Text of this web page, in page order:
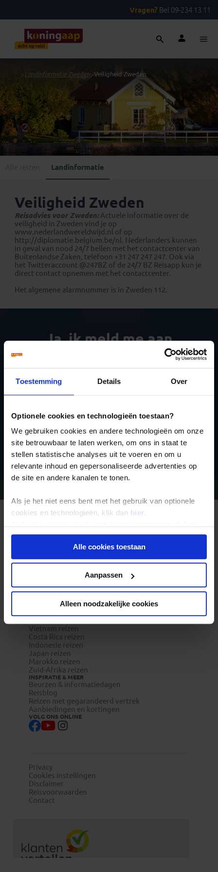
Toestemming Details Over
Optionele cookies en technologieën toestaan?
We gebruiken cookies en andere technologieën om onze
site betrouwbaar te laten werken, om ons in staat te
stellen statistische analyses uit te voeren en om u
relevante inhoud en gepersonaliseerde advertenties op
de site en andere kanalen te tonen.
Als je het niet eens bent met het gebruik van optionele
cookies en technologieën, klik dan hier .
onder aan de pagina op elk gewenst moment voor de
toekomst wijzigen.Alle cookies toestaan
Aanpassen
Alleen noodzakelijke cookies
Vragen? Bel 09-234 13 11
> Landinformatie Zweden>Veiligheid Zweden
Landinformatie
Veiligheid Zweden
Reisadvies voor Zweden:Actuele informatie over de
veiligheid in Zweden vind je op
www.nederlandwereldwijd.nl of op
http://diplomatie.belgium.be/nl . Nederlanders kunnen
in geval van nood 24/7 bellen met het contactcenter van
Buitenlandse Zaken, telefoon +31 247 247 247. Ook via
het Twitteraccount @247BZ of de 24/7 BZ Reisapp kun je
direct contact opnemen met het contactcenter.
Het algemene alarmnummer is in Zweden 112.
Ja, ik meld me aan
voor de wekelijkse
nieuwsbrief
Inschrijven
REIZEN MET KONING AAP
Waarom Koning Aap?
Bestemmingen
Veelgestelde vragen
Reisdocumenten aanvragen
Reisverzekeringen
Groepsreizen
Festivalreizen
Familiereizen 6+
Vietnam reizen
Costa Rica reizen
Indonesie reizen
Japan reizen
Marokko reizen
Zuid-Afrika reizen
INSPIRATIE & MEER
Beurzen & informatiedagen
Reisblog
Reizen met gegarandeerd vertrek
Aanbiedingen en kortingen
VOLG ONS ONLINE
Privacy
Cookies instellingen
Disclaimer
Reisvoorwaarden
Contact